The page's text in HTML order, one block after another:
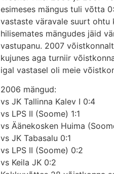
esimeses mängus tuli võtta
vastaste väravale suurt ohtu
hilisemates mängudes jäid
vastupanu. 2007
kujunes aga turniir
igal vastasel oli meie
2006 mängud:
vs JK Tallinna Kalev I 0:4
vs LPS II (Soome) 1:1
vs Äänekosken Huima
vs JK Tabasalu 0:1
vs LPS II (Soome) 0:2
vs Keila JK 0:2